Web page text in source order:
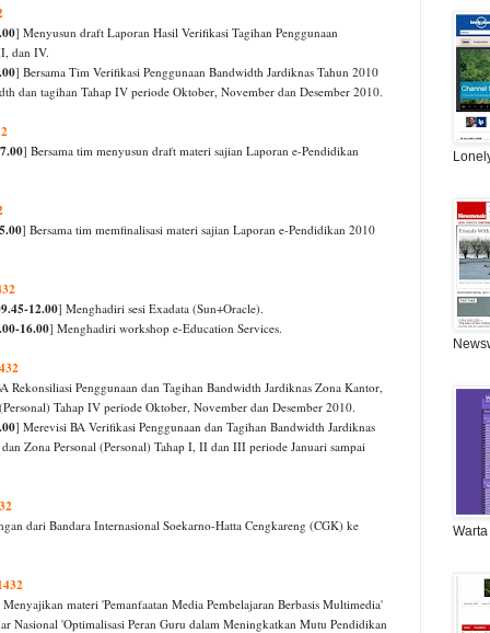
] Menyusun draft Laporan Hasil Verifikasi Tagihan Penggunaan
dan IV.
] Bersama Tim Verifikasi Penggunaan Bandwidth Jardiknas Tahun 2010
dan tagihan Tahap IV periode Oktober, November dan Desember 2010.
] Bersama tim menyusun draft materi sajian Laporan e-Pendidikan
] Bersama tim memfinalisasi materi sajian Laporan e-Pendidikan 2010
12.00] Menghadiri sesi Exadata (Sun+Oracle).
16.00] Menghadiri workshop e-Education Services.
Rekonsiliasi Penggunaan dan Tagihan Bandwidth Jardiknas Zona Kantor,
Tahap IV periode Oktober, November dan Desember 2010.
] Merevisi BA Verifikasi Penggunaan dan Tagihan Bandwidth Jardiknas
Zona Personal (Personal) Tahap I, II dan III periode Januari sampai
dari Bandara Internasional Soekarno-Hatta Cengkareng (CGK) ke
materi 'Pemanfaatan Media Pembelajaran Berbasis Multimedia'
Nasional 'Optimalisasi Peran Guru dalam Meningkatkan Mutu Pendidikan